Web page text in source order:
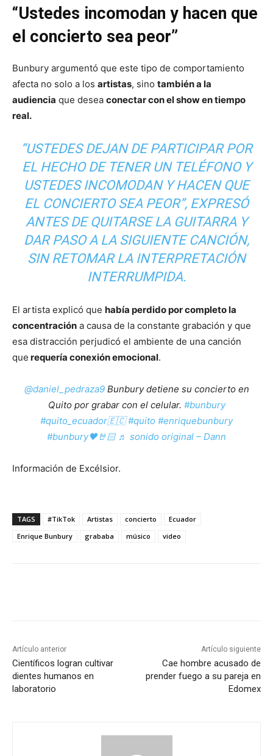
“Ustedes incomodan y hacen que
el concierto sea peor”
Bunbury argumentó que este tipo de comportamiento
afecta no solo a los artistas, sino también a la
audiencia que desea conectar con el show en tiempo
real.
“USTEDES DEJAN DE PARTICIPAR POR
EL HECHO DE TENER UN TELÉFONO Y
USTEDES INCOMODAN Y HACEN QUE
EL CONCIERTO SEA PEOR”, EXPRESÓ
ANTES DE QUITARSE LA GUITARRA Y
DAR PASO A LA SIGUIENTE CANCIÓN,
SIN RETOMAR LA INTERPRETACIÓN
INTERRUMPIDA.
El artista explicó que había perdido por completo la
concentración a causa de la constante grabación y que
esa distracción perjudicó el ambiente de una canción
que requería conexión emocional.
@daniel_pedraza9Bunbury detiene su concierto en
Quito por grabar con el celular. #bunbury
#quito_ecuador🇪🇨 #quito #enriquebunbury
#bunbury🖤🤘🏻 ♬ sonido original – Dann
Información de Excélsior.
TAGS #TikTok Artistas concierto
Ecuador
Enrique Bunbury
grababa músico video
Artículo anterior
Científicos logran cultivar
dientes humanos en
laboratorio
Artículo siguiente
Cae hombre acusado de
prender fuego a su pareja en
Edomex